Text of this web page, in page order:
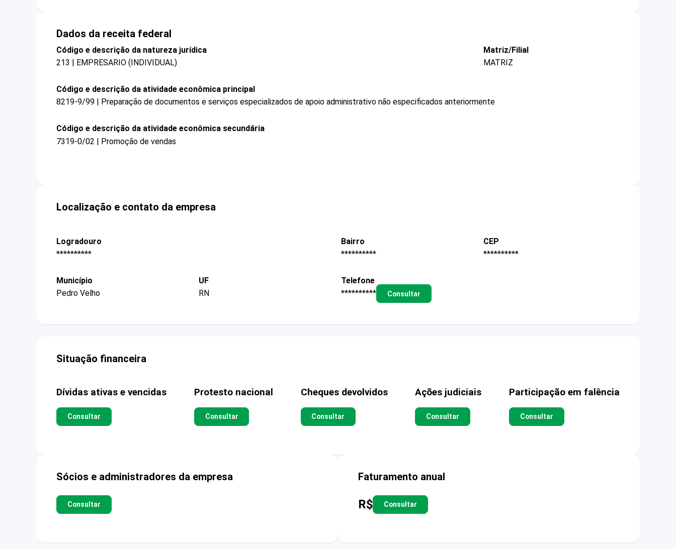
Dados da receita federal
Código e descrição da natureza jurídica
213 | EMPRESARIO (INDIVIDUAL)
Matriz/Filial
MATRIZ
Código e descrição da atividade econômica principal
8219-9/99 | Preparação de documentos e serviços especializados de apoio administrativo não especificados anteriormente
Código e descrição da atividade econômica secundária
7319-0/02 | Promoção de vendas
Localização e contato da empresa
Logradouro
**********
Bairro
**********
CEP
**********
Município
Pedro Velho
UF
RN
Telefone
**********
Consultar
Situação financeira
Dívidas ativas e vencidas
Consultar
Protesto nacional
Consultar
Cheques devolvidos
Consultar
Ações judiciais
Consultar
Participação em falência
Consultar
Sócios e administradores da empresa
Consultar
Faturamento anual
R$ Consultar